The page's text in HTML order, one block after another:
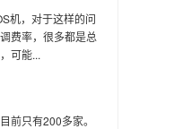
机，对于这样的问
费率，很多都是总
可能...
前只有200多家。